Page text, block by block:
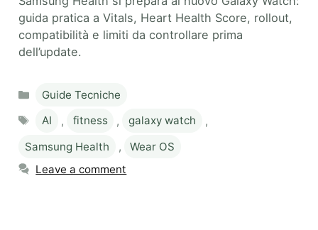
guida pratica a Vitals, Heart Health Score, rollout,
compatibilità e limiti da controllare prima
dell’update.
Categories
Guide Tecniche
Tags
AI , fitness , galaxy watch
,
Samsung Health
,
Wear OS
Leave a comment